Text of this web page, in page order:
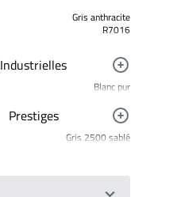
Gris anthracite
R7016
Industrielles
Blanc pur
Jaune signalisation
R1023
R3020
Prestiges
Gris 2500 sablé
Bronze 2525
YW283F